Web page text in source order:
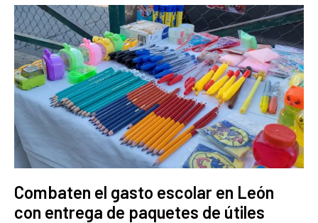
Combaten el gasto escolar en León
con entrega de paquetes de útiles